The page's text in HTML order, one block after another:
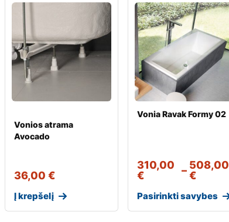
Vonios atrama
Avocado
36,00€
Į krepšelį
Vonia Ravak Formy 02
310,00
€
– 508,00
€
Pasirinkti savybes